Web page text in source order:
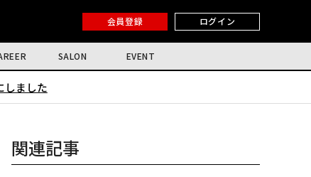
会員登録 ログイン
SALON EVENT
しました
関連記事